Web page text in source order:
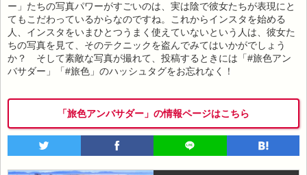
ー」たちの写真パワーがすごいのは、実は陰で彼女たちが表現にと
てもこだわっているからなのですね。これからインスタを始める
人、インスタをいまひとつうまく使えていないという人は、彼女た
ちの写真を見て、そのテクニックを盗んでみてはいかがでしょう
か？ そして素敵な写真が撮れて、投稿するときには「#旅色アン
バサダー」「#旅色」のハッシュタグをお忘れなく！
「旅色アンバサダー」の情報ページはこちら